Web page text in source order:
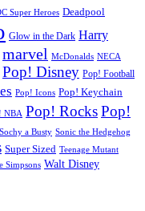
Super Heroes Deadpool
Glow in the Dark Harry
marvel McDonalds NECA
Pop! Disney Pop! Football
Pop! Icons Pop! Keychain
NBA Pop! RocksPop!
Sochy a Busty Sonic the Hedgehog
Super Sized Teenage Mutant
Simpsons Walt Disney